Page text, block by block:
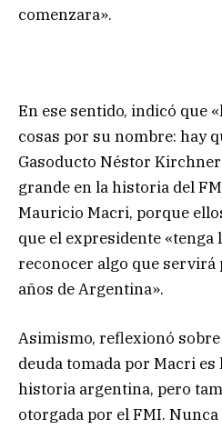
comenzara».
En ese sentido, indicó que
cosas por su nombre: hay
Gasoducto Néstor Kirchner
grande en la historia del
Mauricio Macri, porque
que el expresidente «tenga
reconocer algo que
años de Argentina».
Asimismo, reflexionó sobre
deuda tomada por Macri es
historia argentina, pero
otorgada por el FMI.